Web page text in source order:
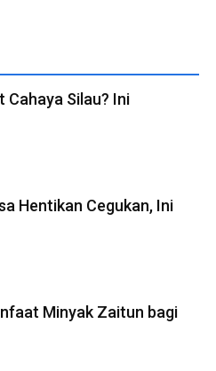
Cahaya Silau? Ini
Hentikan Cegukan, Ini
Minyak Zaitun bagi